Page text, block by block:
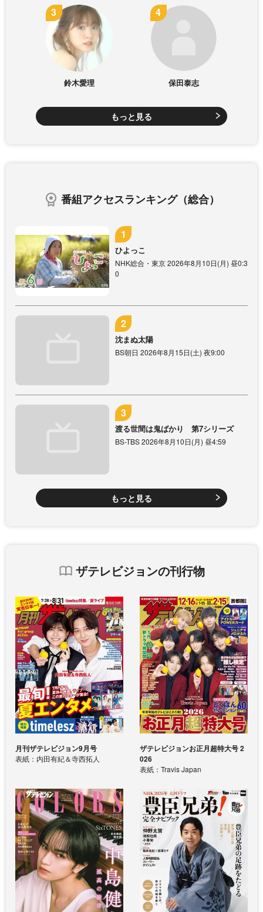
鈴木愛理 保田泰志
もっと見る
番組アクセスランキング（総合）
ひよっこ
NHK総合・東京 2026年8月10日(月) 昼0:3
0
沈まぬ太陽
BS朝日 2026年8月15日(土) 夜9:00
渡る世間は鬼ばかり 第7シリーズ
BS-TBS 2026年8月10日(月) 昼4:59
もっと見る
ザテレビジョンの刊行物
月刊ザテレビジョン9月号
表紙：内田有紀＆寺西拓人
ザテレビジョンお正月超特大号 2
026
表紙：Travis Japan